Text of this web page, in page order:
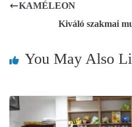
KAMÉLEON
Kiváló szakmai
You May Also